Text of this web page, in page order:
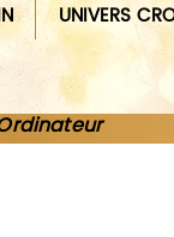
UNIVERS